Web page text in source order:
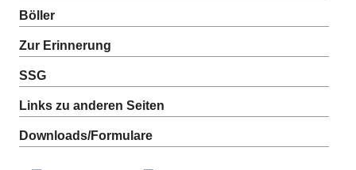
Böller
Zur Erinnerung
SSG
Links zu anderen Seiten
Downloads/Formulare